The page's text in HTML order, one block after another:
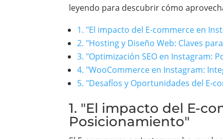
leyendo para descubrir cómo
1. "El impacto del E-commerce en
2. "Hosting y Diseño Web: Claves
3. "Optimización SEO en Instagram:
4. "WooCommerce en Instagram:
5. "Desafíos y Oportunidades del E-
1. "El impacto del E-
Posicionamiento"